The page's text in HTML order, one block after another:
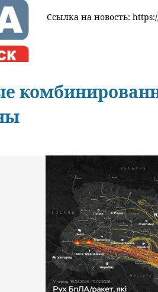
Ссылка на новость: